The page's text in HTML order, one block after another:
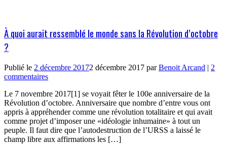
À quoi aurait ressemblé le monde sans la Révolution d’octobre
?
Publié le 2 décembre 20172 décembre 2017 parBenoit Arcand | 2
commentaires
Le 7 novembre 2017[1] se voyait fêter le 100e anniversaire de la
Révolution d’octobre. Anniversaire que nombre d’entre vous ont
appris à appréhender comme une révolution totalitaire et qui avait
comme projet d’imposer une «idéologie inhumaine» à tout un
peuple. Il faut dire que l’autodestruction de l’URSS a laissé le
champ libre aux affirmations les […]